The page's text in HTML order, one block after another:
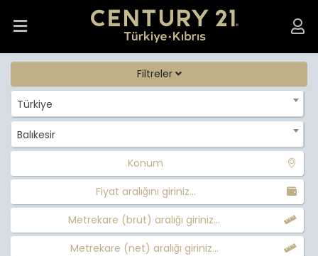
Filtreler
Türkiye
Balıkesir
Konum
Fiyat aralığını giriniz...
Metrekare (brüt) aralığı giriniz...
Metrekare (net) aralığı giriniz...